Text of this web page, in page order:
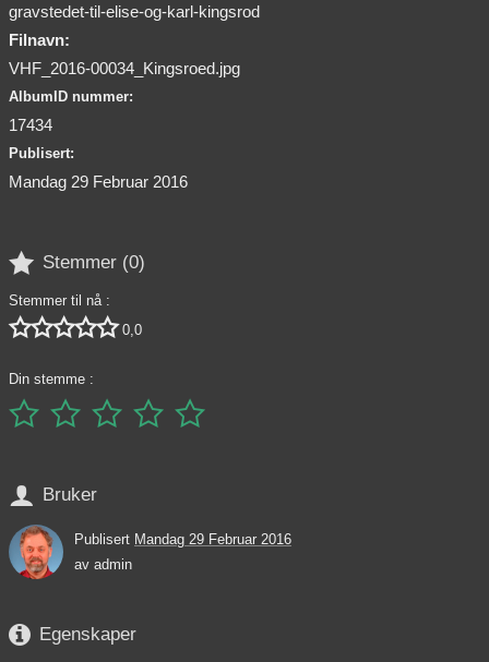
gravstedet-til-elise-og-karl-kingsrod
Filnavn:
VHF_2016-00034_Kingsroed.jpg
AlbumID nummer:
17434
Publisert:
Mandag 29 Februar 2016
 Stemmer (0)
Stemmer til nå :
 0,0
Din stemme :
    
 Bruker
Publisert Mandag 29 Februar 2016
av admin
 Egenskaper